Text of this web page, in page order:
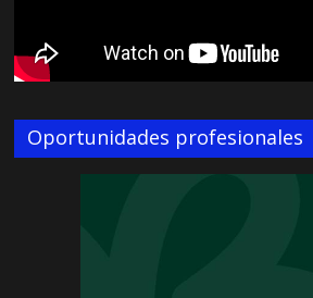
Oportunidades profesionales